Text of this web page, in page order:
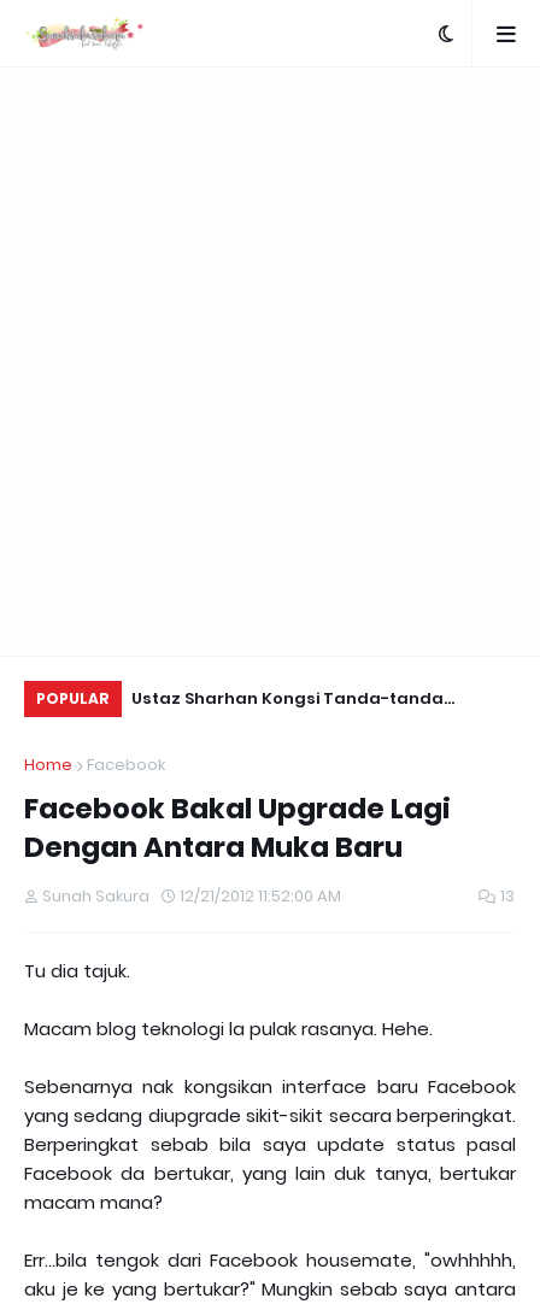
POPULAR
Retreats,
Ustaz Sharhan Kongsi Tanda-tanda
Home
Facebook
Facebook Bakal Upgrade Lagi
Dengan Antara Muka Baru
Sunah Sakura 12/21/2012 11:52:00 AM 13
Tu dia tajuk.
Macam blog teknologi la pulak rasanya. Hehe.
Sebenarnya nak kongsikan interface baru Facebook
yang sedang diupgrade sikit-sikit secara berperingkat.
Berperingkat sebab bila saya update status pasal
Facebook da bertukar, yang lain duk tanya, bertukar
macam mana?
Err...bila tengok dari Facebook housemate, "owhhhhh,
aku je ke yang bertukar?" Mungkin sebab saya antara